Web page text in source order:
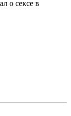
о сексе в